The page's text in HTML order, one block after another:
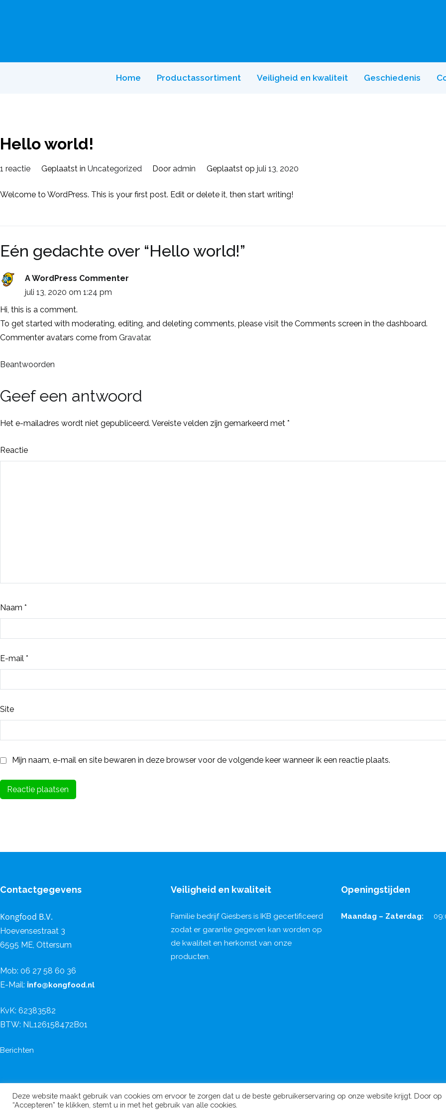
Home Productassortiment Veiligheid en kwaliteit Geschiedenis
Hello world!
1 reactieop
world!
Geplaatst in Uncategorized Dooradmin Geplaatst op juli 13, 2020
Welcome to WordPress. This is your first post. Edit or delete it, then start writing!
Eén gedachte over “Hello world!”
A WordPress Commenter
juli 13, 2020 om 1:24 pm
Hi, this is a comment.
To get started with moderating, editing, and deleting comments, please visit the Comments screen in the dashboard.
Commenter avatars come from Gravatar.
Beantwoorden
Geef een antwoord
Het e-mailadres wordt niet gepubliceerd. Vereiste velden zijn gemarkeerd met *
Reactie
Naam *
E-mail *
Site
Mijn naam, e-mail en site bewaren in deze browser voor de volgende keer wanneer ik een reactie plaats.
Contactgegevens
Kongfood B.V.
Hoevensestraat 3
6595 ME, Ottersum
Mob: 06 27 58 60 36
E-Mail: info@kongfood.nl
KvK: 62383582
BTW: NL126158472B01
Berichten
Veiligheid en kwaliteit
Familie bedrijf Giesbers is IKB gecertificeerd
zodat er garantie gegeven kan worden op
de kwaliteit en herkomst van onze
producten.
Openingstijden
Maandag – Zaterdag:
©Copyright 2020 by Kongfood. All Rights Reserved.
Deze website maakt gebruik van cookies om ervoor te zorgen dat u de beste gebruikerservaring op onze website krijgt. Door op
“Accepteren” te klikken, stemt u in met het gebruik van alle cookies.